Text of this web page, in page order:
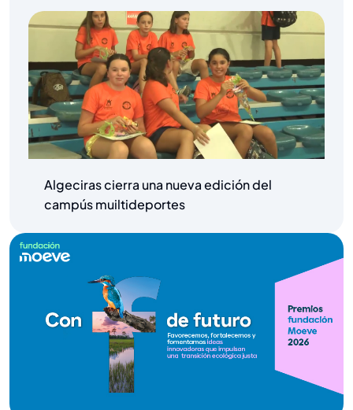
Algeciras cierra una nueva edición del
campús muiltideportes